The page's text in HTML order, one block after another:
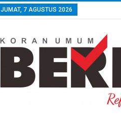
JUMAT, 7 AGUSTUS 2026